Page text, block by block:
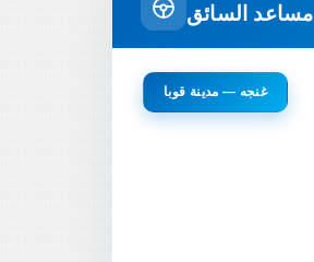
مساعد السائق
غنجه — مدينة قوبا